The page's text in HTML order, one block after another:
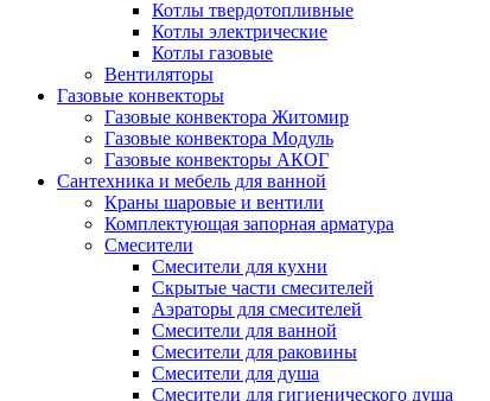
Котлы твердотопливные
Котлы электрические
Котлы газовые
Вентиляторы
Газовые конвекторы
Газовые конвектора Житомир
Газовые конвектора Модуль
Газовые конвекторы АКОГ
Сантехника и мебель для ванной
Краны шаровые и вентили
Комплектующая запорная арматура
Смесители
Смесители для кухни
Скрытые части смесителей
Аэраторы для смесителей
Смесители для ванной
Смесители для раковины
Смесители для душа
Смесители для гигиенического душа